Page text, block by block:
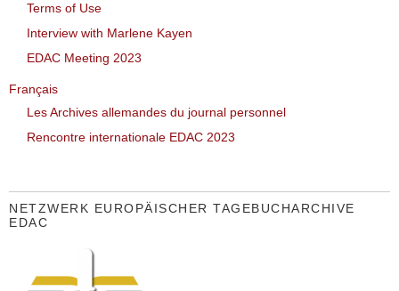
Terms of Use
Interview with Marlene Kayen
EDAC Meeting 2023
Français
Les Archives allemandes du journal personnel
Rencontre internationale EDAC 2023
NETZWERK EUROPÄISCHER TAGEBUCHARCHIVE
EDAC